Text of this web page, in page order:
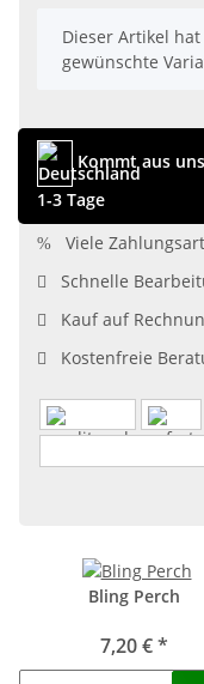
x
Dieser Artikel
gewünschte
Kommt aus
1-3 Tage
Viele
Schnelle
Kauf auf
Kostenfreie
Bling Perch
7,20 €*